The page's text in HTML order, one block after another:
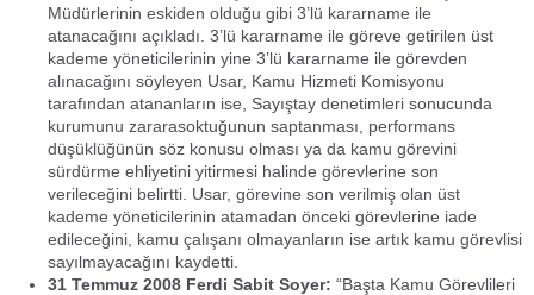
Müdürlerinin eskiden olduğu gibi 3’lü kararname ile
atanacağını açıkladı. 3’lü kararname ile göreve getirilen üst
kademe yöneticilerinin yine 3’lü kararname ile görevden
alınacağını söyleyen Usar, Kamu Hizmeti Komisyonu
tarafından atananların ise, Sayıştay denetimleri sonucunda
kurumunu zararasoktuğunun saptanması, performans
düşüklüğünün söz konusu olması ya da kamu görevini
sürdürme ehliyetini yitirmesi halinde görevlerine son
verileceğini belirtti. Usar, görevine son verilmiş olan üst
kademe yöneticilerinin atamadan önceki görevlerine iade
edileceğini, kamu çalışanı olmayanların ise artık kamu görevlisi
sayılmayacağını kaydetti.
31 Temmuz 2008 Ferdi Sabit Soyer: “Başta Kamu Görevlileri